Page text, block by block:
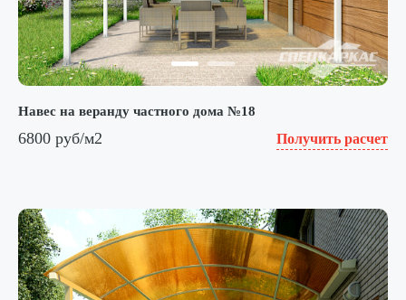
Навес на веранду частного дома №18
6800 руб/м2 Получить расчет